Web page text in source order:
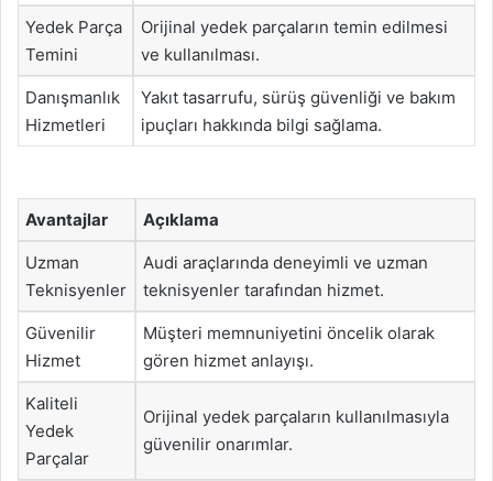
Yedek Parça
Temini
Orijinal yedek parçaların temin edilmesi
ve kullanılması.
Danışmanlık
Hizmetleri
Yakıt tasarrufu, sürüş güvenliği ve bakım
ipuçları hakkında bilgi sağlama.
Avantajlar Açıklama
Uzman
Teknisyenler
Audi araçlarında deneyimli ve uzman
teknisyenler tarafından hizmet.
Güvenilir
Hizmet
Müşteri memnuniyetini öncelik olarak
gören hizmet anlayışı.
Kaliteli
Yedek
Parçalar
Orijinal yedek parçaların kullanılmasıyla
güvenilir onarımlar.